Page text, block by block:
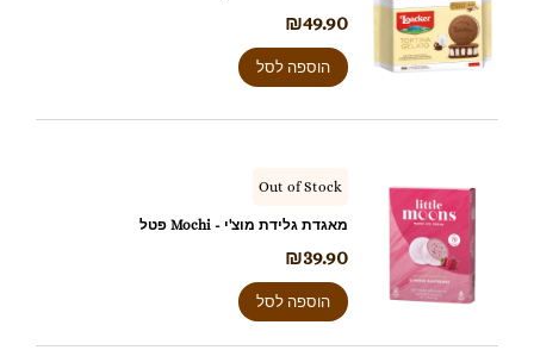
₪49.90
הוספה לסל
Out of Stock
מאגדת גלידת מוצ'י - Mochi פטל
₪39.90
הוספה לסל